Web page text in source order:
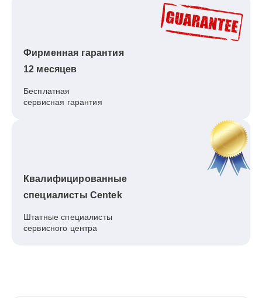
Фирменная гарантия
12 месяцев
Бесплатная
сервисная гарантия
Квалифицированные
специалисты Centek
Штатные специалисты
сервисного центра